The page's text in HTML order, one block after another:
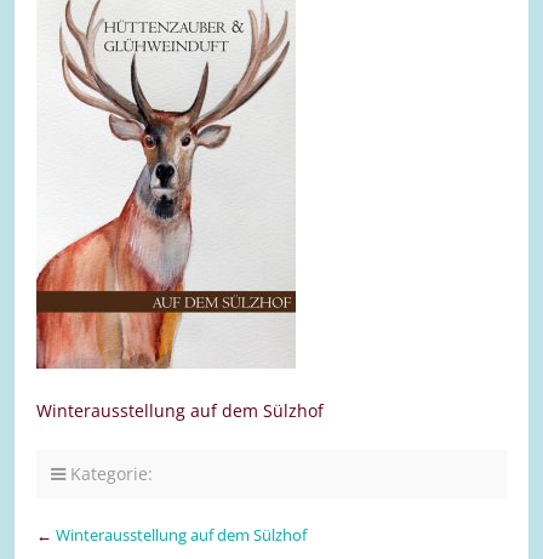
Winterausstellung auf dem Sülzhof
Kategorie:
← Winterausstellung auf dem Sülzhof